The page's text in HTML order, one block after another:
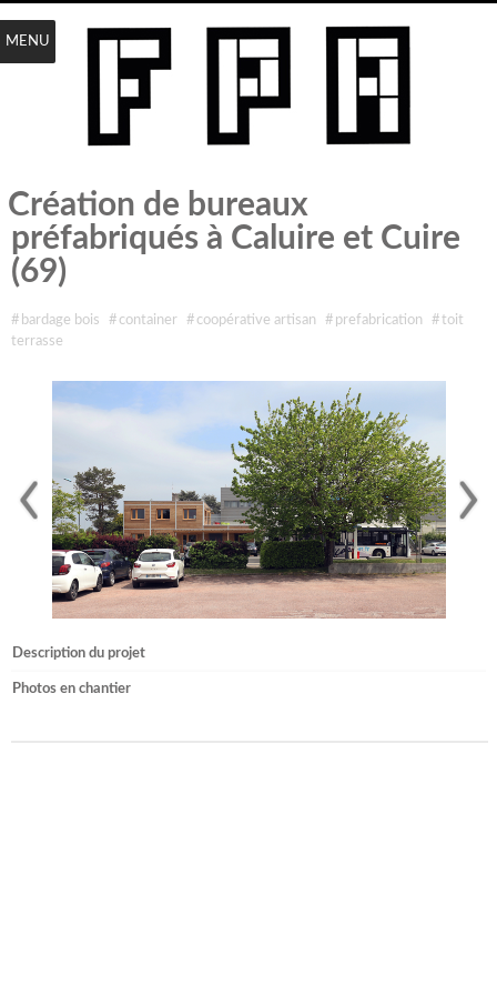
Création de bureaux
préfabriqués à Caluire et Cuire
(69)
# bardage bois # container # coopérative artisan # prefabrication #toit
terrasse
Description du projet
Photos en chantier
MENU